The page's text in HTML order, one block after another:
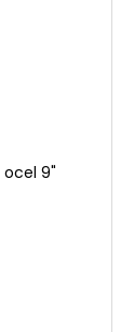
ocel 9"